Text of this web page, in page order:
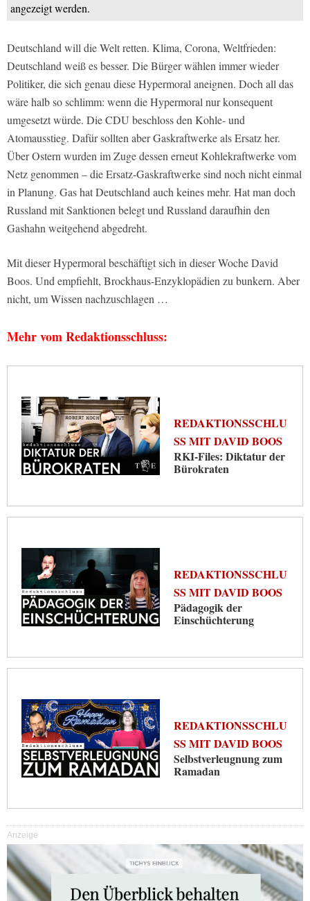
angezeigt werden.
Deutschland will die Welt retten. Klima, Corona, Weltfrieden:
Deutschland weiß es besser. Die Bürger wählen immer wieder
Politiker, die sich genau diese Hypermoral aneignen. Doch all das
wäre halb so schlimm: wenn die Hypermoral nur konsequent
umgesetzt würde. Die CDU beschloss den Kohle- und
Atomausstieg. Dafür sollten aber Gaskraftwerke als Ersatz her.
Über Ostern wurden im Zuge dessen erneut Kohlekraftwerke vom
Netz genommen – die Ersatz-Gaskraftwerke sind noch nicht einmal
in Planung. Gas hat Deutschland auch keines mehr. Hat man doch
Russland mit Sanktionen belegt und Russland daraufhin den
Gashahn weitgehend abgedreht.
Mit dieser Hypermoral beschäftigt sich in dieser Woche David
Boos. Und empfiehlt, Brockhaus-Enzyklopädien zu bunkern. Aber
nicht, um Wissen nachzuschlagen …
Mehr vom Redaktionsschluss:
REDAKTIONSSCHLU
SS MIT DAVID BOOS
RKI-Files: Diktatur der
Bürokraten
REDAKTIONSSCHLU
SS MIT DAVID BOOS
Pädagogik der
Einschüchterung
REDAKTIONSSCHLU
SS MIT DAVID BOOS
Selbstverleugnung zum
Ramadan
Anzeige